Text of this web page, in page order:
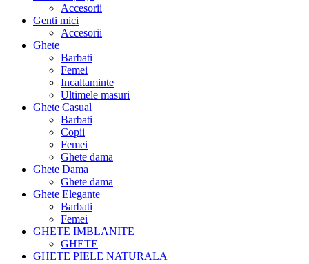
Accesorii
Genti mici
Accesorii
Ghete
Barbati
Femei
Incaltaminte
Ultimele masuri
Ghete Casual
Barbati
Copii
Femei
Ghete dama
Ghete Dama
Ghete dama
Ghete Elegante
Barbati
Femei
GHETE IMBLANITE
GHETE
GHETE PIELE NATURALA